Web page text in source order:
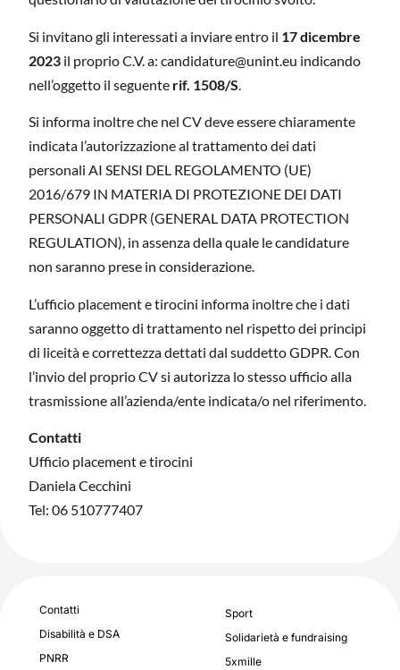
Si invitano gli interessati a inviare entro il 17 dicembre
2023 il proprio C.V. a: candidature@unint.eu indicando
nell’oggetto il seguente rif. 1508/S.
Si informa inoltre che nel CV deve essere chiaramente
indicata l’autorizzazione al trattamento dei dati
personali AI SENSI DEL REGOLAMENTO (UE)
2016/679 IN MATERIA DI PROTEZIONE DEI DATI
PERSONALI GDPR (GENERAL DATA PROTECTION
REGULATION), in assenza della quale le candidature
non saranno prese in considerazione.
L’ufficio placement e tirocini informa inoltre che i dati
saranno oggetto di trattamento nel rispetto dei principi
di liceità e correttezza dettati dal suddetto GDPR. Con
l’invio del proprio CV si autorizza lo stesso ufficio alla
trasmissione all’azienda/ente indicata/o nel riferimento.
Contatti
Ufficio placement e tirocini
Daniela Cecchini
Tel: 06 510777407
Contatti
Disabilità e DSA
PNRR
Sport
Solidarietà e fundraising
5xmille